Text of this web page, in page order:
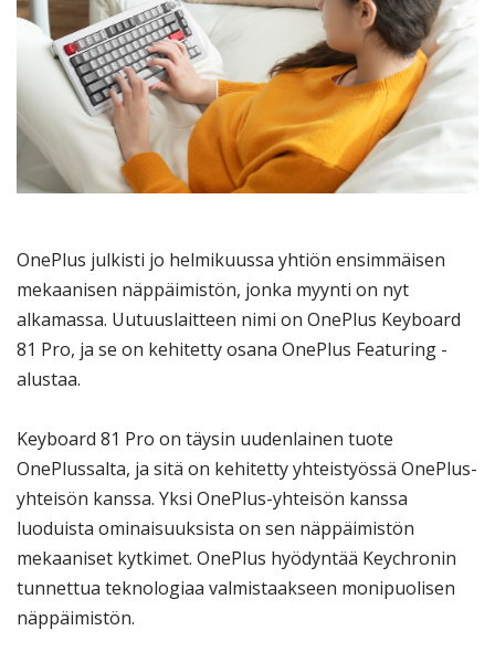
OnePlus julkisti jo helmikuussa yhtiön ensimmäisen
mekaanisen näppäimistön, jonka myynti on nyt
alkamassa. Uutuuslaitteen nimi on OnePlus Keyboard
81 Pro, ja se on kehitetty osana OnePlus Featuring -
alustaa.
Keyboard 81 Pro on täysin uudenlainen tuote
OnePlussalta, ja sitä on kehitetty yhteistyössä OnePlus-
yhteisön kanssa. Yksi OnePlus-yhteisön kanssa
luoduista ominaisuuksista on sen näppäimistön
mekaaniset kytkimet. OnePlus hyödyntää Keychronin
tunnettua teknologiaa valmistaakseen monipuolisen
näppäimistön.